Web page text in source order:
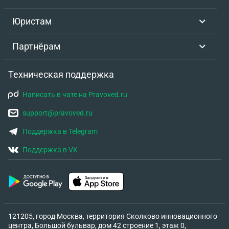
вахта в день зарплаты,сейчас у меня началась
вахта 10 мая,а зарплата у нас по 11 числам,но так
как были праздники всем выплатили раньше,но
мне так ничего и не пришло,работадатель говорит
что придет в июне,подскажите как поступать в
Юристам
Партнёрам
Техническая поддержка
Написать в чате на Pravoved.ru
support@pravoved.ru
Поддержка в Telegram
Поддержка в VK
121205, город Москва, территория Сколково инновационного
центра, Большой бульвар, дом 42 строение 1, этаж 0,